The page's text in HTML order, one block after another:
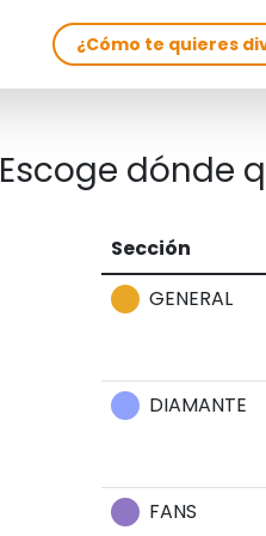
Escoge dónde
Sección
GENERAL
DIAMANTE
FANS